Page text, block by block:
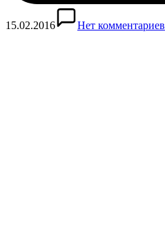
15.02.2016 Нет комментариев